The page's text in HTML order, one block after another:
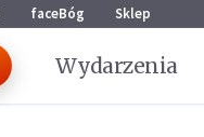
faceBóg Sklep
Wydarzenia